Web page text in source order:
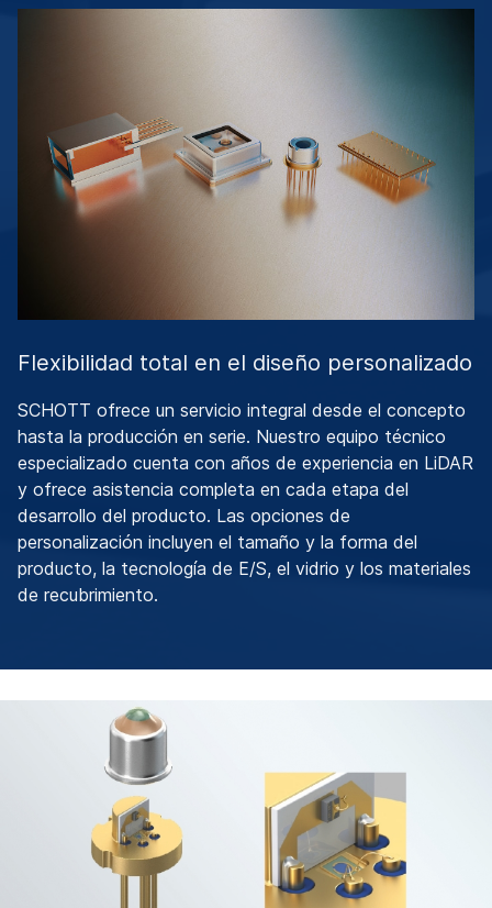
Flexibilidad total en el diseño personalizado
SCHOTT ofrece un servicio integral desde el concepto
hasta la producción en serie. Nuestro equipo técnico
especializado cuenta con años de experiencia en LiDAR
y ofrece asistencia completa en cada etapa del
desarrollo del producto. Las opciones de
personalización incluyen el tamaño y la forma del
producto, la tecnología de E/S, el vidrio y los materiales
de recubrimiento.